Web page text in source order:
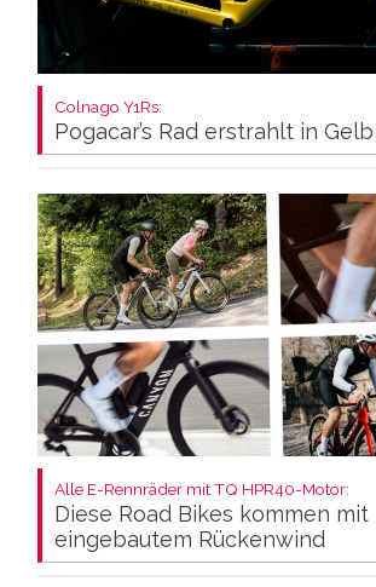
Colnago Y1Rs:
Pogacar’s Rad erstrahlt in Gelb
Alle E-Rennräder mit TQ HPR40-Motor:
Diese Road Bikes kommen mit
eingebautem Rückenwind